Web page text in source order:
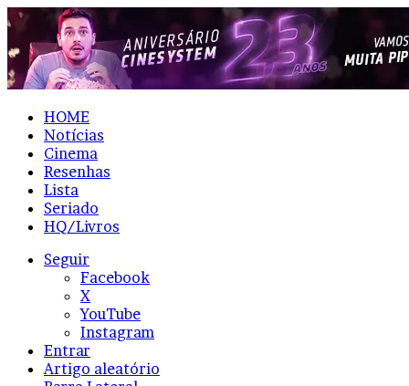
HOME
Notícias
Cinema
Resenhas
Lista
Seriado
HQ/Livros
Seguir
Facebook
X
YouTube
Instagram
Entrar
Artigo aleatório